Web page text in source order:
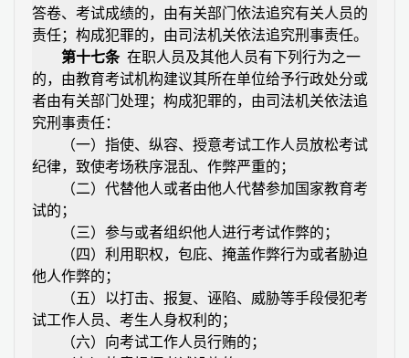
答卷、考试成绩的，由有关部门依法追究有关人员的
责任；构成犯罪的，由司法机关依法追究刑事责任。
第十七条 在职人员及其他人员有下列行为之一
的，由教育考试机构建议其所在单位给予行政处分或
者由有关部门处理；构成犯罪的，由司法机关依法追
究刑事责任：
（一）指使、纵容、授意考试工作人员放松考试
纪律，致使考场秩序混乱、作弊严重的；
（二）代替他人或者由他人代替参加国家教育考
试的；
（三）参与或者组织他人进行考试作弊的；
（四）利用职权，包庇、掩盖作弊行为或者胁迫
他人作弊的；
（五）以打击、报复、诬陷、威胁等手段侵犯考
试工作人员、考生人身权利的；
（六）向考试工作人员行贿的；